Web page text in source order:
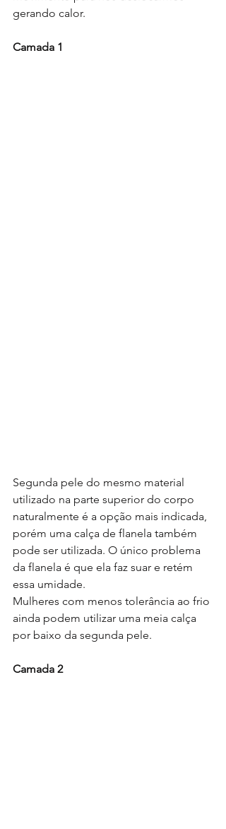
gerando calor.
Camada 1
Segunda pele do mesmo material
utilizado na parte superior do corpo
naturalmente é a opção mais indicada,
porém uma calça de flanela também
pode ser utilizada. O único problema
da flanela é que ela faz suar e retém
essa umidade.
Mulheres com menos tolerância ao frio
ainda podem utilizar uma meia calça
por baixo da segunda pele.
Camada 2